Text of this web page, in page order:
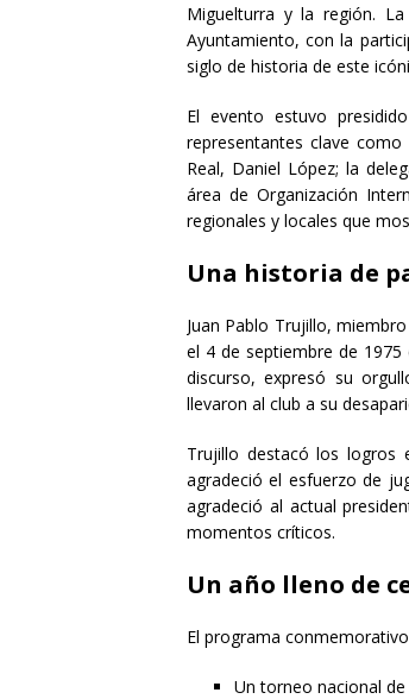
Miguelturra y la región.
Ayuntamiento, con la
siglo de historia de este
El evento estuvo
representantes clave
Real, Daniel López; la
área de Organización
regionales y locales que
Una historia de
Juan Pablo Trujillo,
el 4 de septiembre de
discurso, expresó su
llevaron al club a su
Trujillo destacó los logros
agradeció el esfuerzo de
agradeció al actual
momentos críticos.
Un año lleno de
El programa
Un torneo nacional